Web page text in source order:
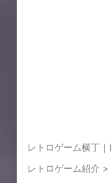
レトロゲーム横丁
レトロゲーム紹介 >